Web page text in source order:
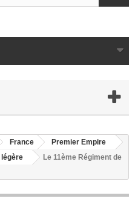
France
Premier Empire
Le 11ème Régiment de